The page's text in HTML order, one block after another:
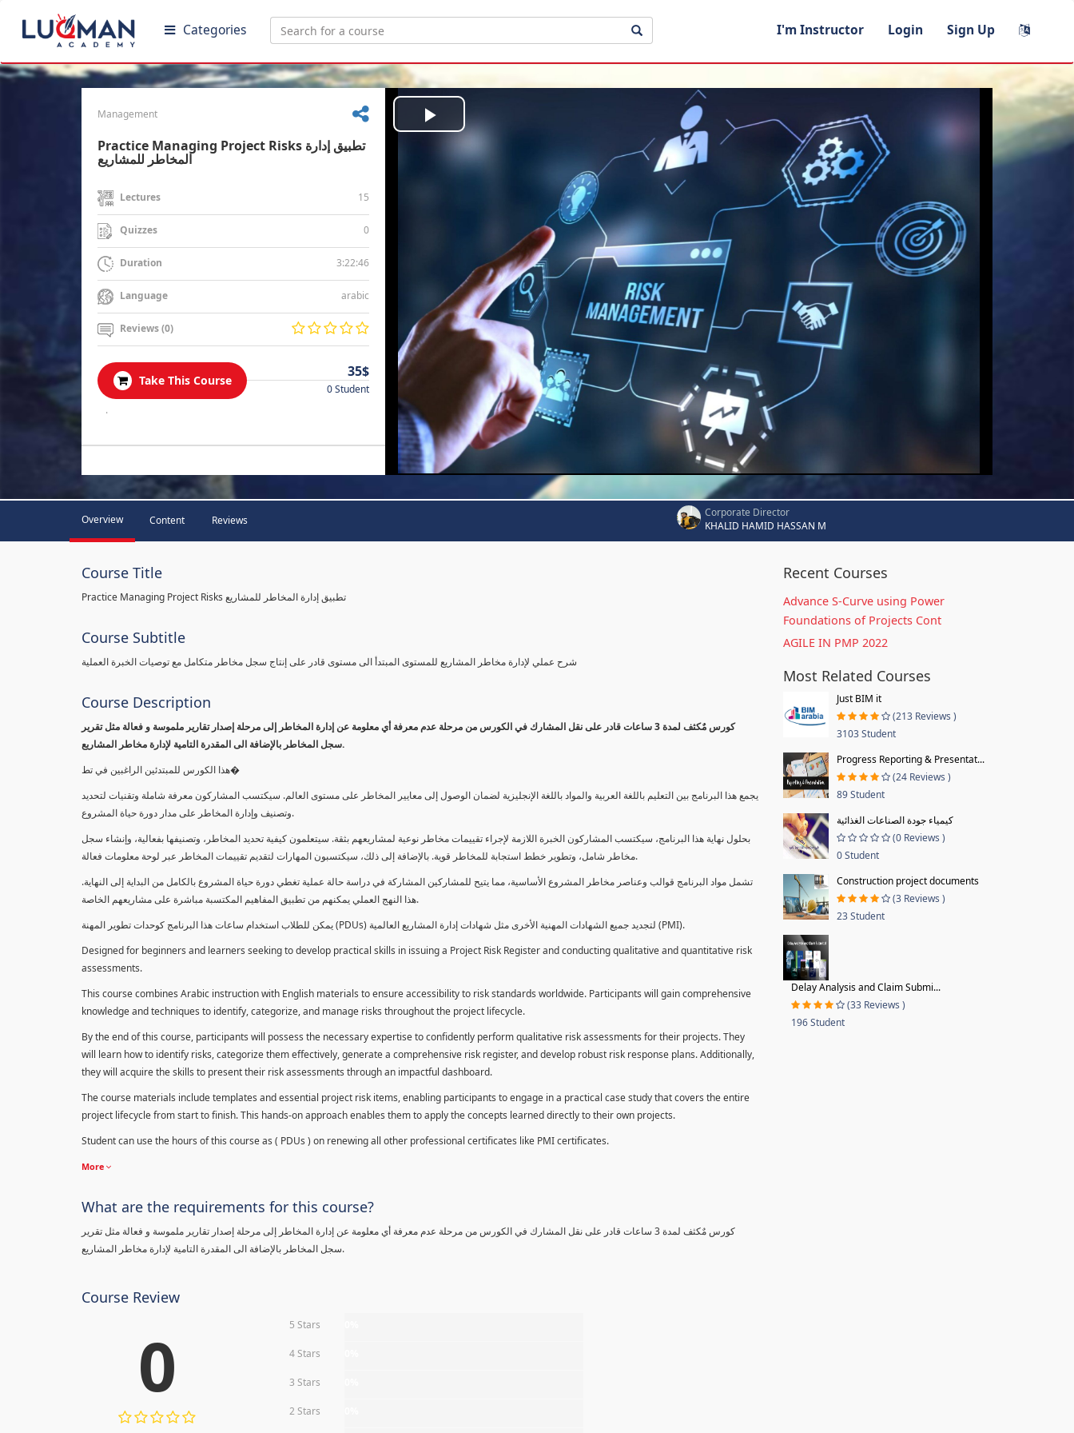
Categories I'm Instructor Login Sign Up
Management
Practice Managing Project Risks تطبيق إدارة
المخاطر للمشاريع
Lectures 15
Quizzes 0
Duration 3:22:46
Language arabic
Reviews (0)
Take This Course
35$
0 Student
.
Play
Video
Overview Content Reviews
Corporate Director
KHALID HAMID HASSAN M
Course Title
Practice Managing Project Risks تطبيق إدارة المخاطر للمشاريع
Course Subtitle
شرح عملي لإدارة مخاطر المشاريع للمستوى المبتدأ الى مستوى قادر على إنتاج سجل مخاطر متكامل مع توصيات الخبرة العملية
Course Description
كورس مٌكثف لمدة 3 ساعات قادر على نقل المشارك في الكورس من مرحلة عدم معرفة أي معلومة عن إدارة المخاطر إلى مرحلة إصدار تقارير ملموسة و فعالة مثل تقرير
سجل المخاطر بالإضافة الى المقدرة التامية لإدارة مخاطر المشاريع.
هذا الكورس للمبتدئين الراغبين في تط�
يجمع هذا البرنامج بين التعليم باللغة العربية والمواد باللغة الإنجليزية لضمان الوصول إلى معايير المخاطر على مستوى العالم. سيكتسب المشاركون معرفة شاملة وتقنيات لتحديد
وتصنيف وإدارة المخاطر على مدار دورة حياة المشروع.
بحلول نهاية هذا البرنامج، سيكتسب المشاركون الخبرة اللازمة لإجراء تقييمات مخاطر نوعية لمشاريعهم بثقة. سيتعلمون كيفية تحديد المخاطر، وتصنيفها بفعالية، وإنشاء سجل
مخاطر شامل، وتطوير خطط استجابة للمخاطر قوية. بالإضافة إلى ذلك، سيكتسبون المهارات لتقديم تقييمات المخاطر عبر لوحة معلومات فعالة.
تشمل مواد البرنامج قوالب وعناصر مخاطر المشروع الأساسية، مما يتيح للمشاركين المشاركة في دراسة حالة عملية تغطي دورة حياة المشروع بالكامل من البداية إلى النهاية.
هذا النهج العملي يمكنهم من تطبيق المفاهيم المكتسبة مباشرة على مشاريعهم الخاصة.
يمكن للطلاب استخدام ساعات هذا البرنامج كوحدات تطوير المهنة (PDUs) لتجديد جميع الشهادات المهنية الأخرى مثل شهادات إدارة المشاريع العالمية (PMI).
Designed for beginners and learners seeking to develop practical skills in issuing a Project Risk Register and conducting qualitative and quantitative risk
assessments.
This course combines Arabic instruction with English materials to ensure accessibility to risk standards worldwide. Participants will gain comprehensive
knowledge and techniques to identify, categorize, and manage risks throughout the project lifecycle.
By the end of this course, participants will possess the necessary expertise to confidently perform qualitative risk assessments for their projects. They
will learn how to identify risks, categorize them effectively, generate a comprehensive risk register, and develop robust risk response plans. Additionally,
they will acquire the skills to present their risk assessments through an impactful dashboard.
The course materials include templates and essential project risk items, enabling participants to engage in a practical case study that covers the entire
project lifecycle from start to finish. This hands-on approach enables them to apply the concepts learned directly to their own projects.
Student can use the hours of this course as ( PDUs ) on renewing all other professional certificates like PMI certificates.
More
What are the requirements for this course?
كورس مٌكثف لمدة 3 ساعات قادر على نقل المشارك في الكورس من مرحلة عدم معرفة أي معلومة عن إدارة المخاطر إلى مرحلة إصدار تقارير ملموسة و فعالة مثل تقرير
سجل المخاطر بالإضافة الى المقدرة التامية لإدارة مخاطر المشاريع.
Course Review
0 5 Stars
4 Stars
3 Stars
2 Stars
Recent Courses
Advance S-Curve using Power
Foundations of Projects Cont
AGILE IN PMP 2022
Most Related Courses
Just BIM it
(213 Reviews )
3103 Student
Progress Reporting & Presentat...
(24 Reviews )
89 Student
كيمياء جودة الصناعات الغذائية
(0 Reviews )
0 Student
Construction project documents
(3 Reviews )
23 Student
Delay Analysis and Claim Submi...
(33 Reviews )
196 Student